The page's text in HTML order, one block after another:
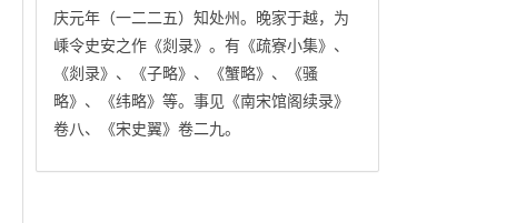
庆元年（一二二五）知处州。晚家于越，为
嵊令史安之作《剡录》。有《疏寮小集》、
《剡录》、《子略》、《蟹略》、《骚
略》、《纬略》等。事见《南宋馆阁续录》
卷八、《宋史翼》卷二九。